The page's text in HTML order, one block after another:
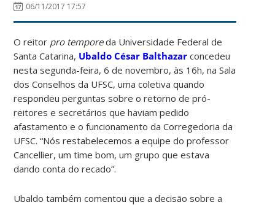
06/11/2017 17:57
O reitor pro temporeda Universidade Federal de
Santa Catarina, Ubaldo César Balthazar concedeu
nesta segunda-feira, 6 de novembro, às 16h, na Sala
dos Conselhos da UFSC, uma coletiva quando
respondeu perguntas sobre o retorno de pró-
reitores e secretários que haviam pedido
afastamento e o funcionamento da Corregedoria da
UFSC. “Nós restabelecemos a equipe do professor
Cancellier, um time bom, um grupo que estava
dando conta do recado”.
Ubaldo também comentou que a decisão sobre a